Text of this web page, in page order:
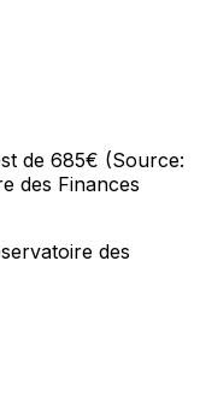
de 685€ (Source:
des Finances
des